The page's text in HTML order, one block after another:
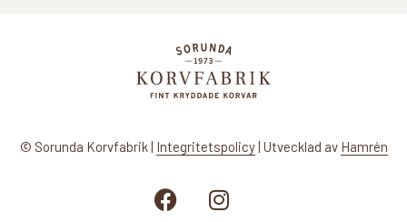
© Sorunda Korvfabrik | Integritetspolicy| Utvecklad av Hamrén